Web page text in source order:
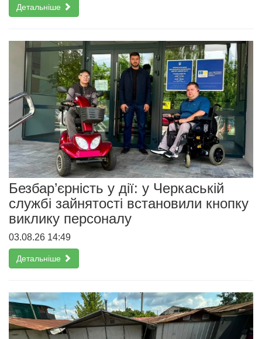
Детальніше
Безбар’єрність у дії: у Черкаській
службі зайнятості встановили кнопку
виклику персоналу
03.08.26 14:49
Детальніше